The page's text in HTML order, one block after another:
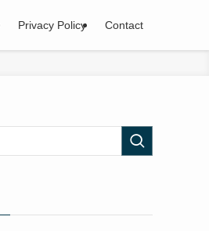
Privacy Policy Contact